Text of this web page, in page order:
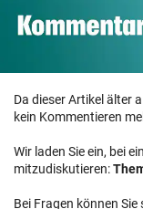
Da dieser Artikel älter
kein Kommentieren
Wir laden Sie ein, bei
mitzudiskutieren:
Bei Fragen können